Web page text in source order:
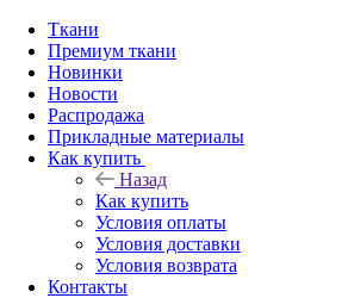
Ткани
Премиум ткани
Новинки
Новости
Распродажа
Прикладные материалы
Как купить
Назад
Как купить
Условия оплаты
Условия доставки
Условия возврата
Контакты